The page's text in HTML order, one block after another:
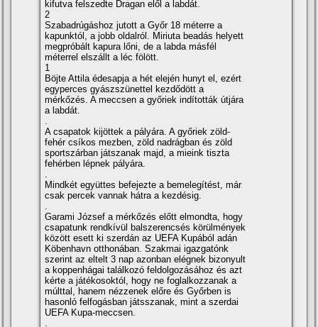
kifutva felszedte Dragan elől a labdát.
2
Szabadrúgáshoz jutott a Győr 18 méterre a
kapunktól, a jobb oldalról. Miriuta beadás helyett
megpróbált kapura lőni, de a labda másfél
méterrel elszállt a léc fölött.
1
Böjte Attila édesapja a hét elején hunyt el, ezért
egyperces gyászszünettel kezdődött a
mérkőzés. A meccsen a győriek indí­tották útjára
a labdát.
A csapatok kijöttek a pályára. A győriek zöld-
fehér csí­kos mezben, zöld nadrágban és zöld
sportszárban játszanak majd, a mieink tiszta
fehérben lépnek pályára.
Mindkét együttes befejezte a bemelegí­tést, már
csak percek vannak hátra a kezdésig.
Garami József a mérkőzés előtt elmondta, hogy
csapatunk rendkí­vül balszerencsés körülmények
között esett ki szerdán az UEFA Kupából adán
Köbenhavn otthonában. Szakmai igazgatónk
szerint az eltelt 3 nap azonban elégnek bizonyult
a koppenhágai találkozó feldolgozásához és azt
kérte a játékosoktól, hogy ne foglalkozzanak a
múlttal, hanem nézzenek előre és Győrben is
hasonló felfogásban játsszanak, mint a szerdai
UEFA Kupa-meccsen.